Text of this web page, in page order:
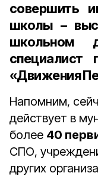
совершить
школы –
школьном
специалист
«Движения
Напомним,
действует в
более 40
СПО,
других